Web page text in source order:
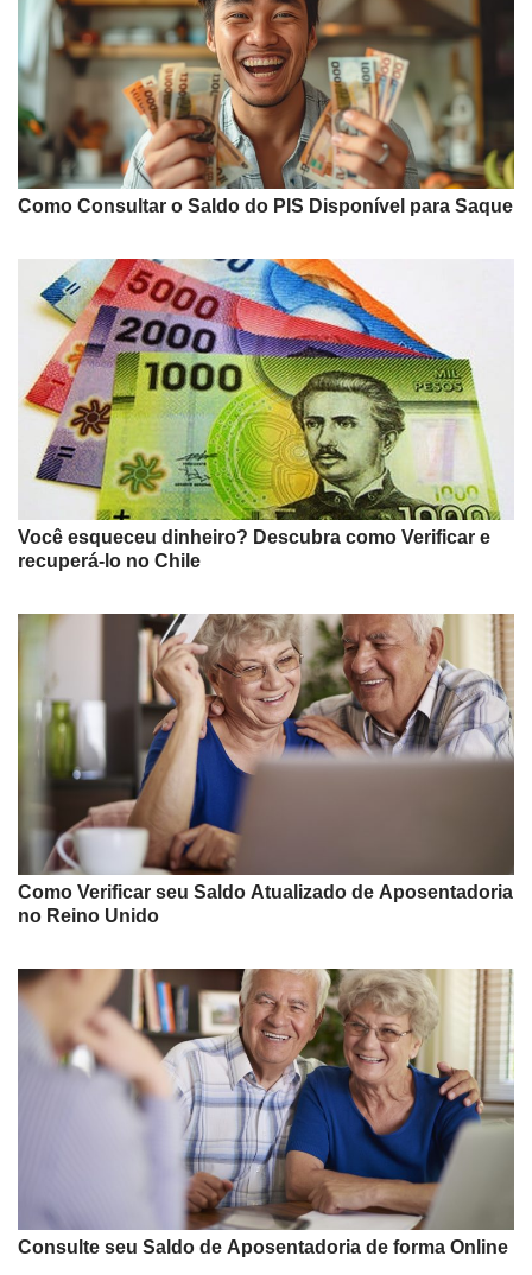
Como Consultar o Saldo do PIS Disponível para Saque
Você esqueceu dinheiro? Descubra como Verificar e
recuperá-lo no Chile
Como Verificar seu Saldo Atualizado de Aposentadoria
no Reino Unido
Consulte seu Saldo de Aposentadoria de forma Online